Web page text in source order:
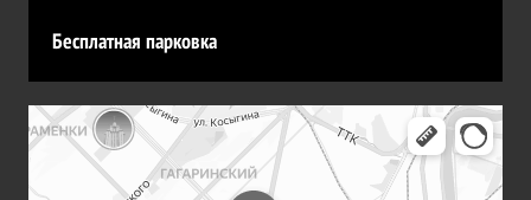
Бесплатная парковка